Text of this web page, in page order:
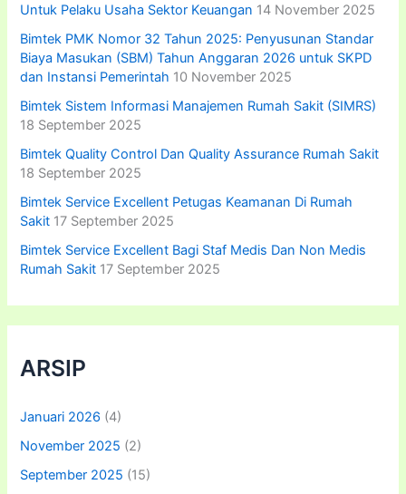
Untuk Pelaku Usaha Sektor Keuangan 14 November 2025
Bimtek PMK Nomor 32 Tahun 2025: Penyusunan Standar
Biaya Masukan (SBM) Tahun Anggaran 2026 untuk SKPD
dan Instansi Pemerintah 10 November 2025
Bimtek Sistem Informasi Manajemen Rumah Sakit (SIMRS)
18 September 2025
Bimtek Quality Control Dan Quality Assurance Rumah Sakit
18 September 2025
Bimtek Service Excellent Petugas Keamanan Di Rumah
Sakit 17 September 2025
Bimtek Service Excellent Bagi Staf Medis Dan Non Medis
Rumah Sakit 17 September 2025
ARSIP
Januari 2026 (4)
November 2025 (2)
September 2025 (15)